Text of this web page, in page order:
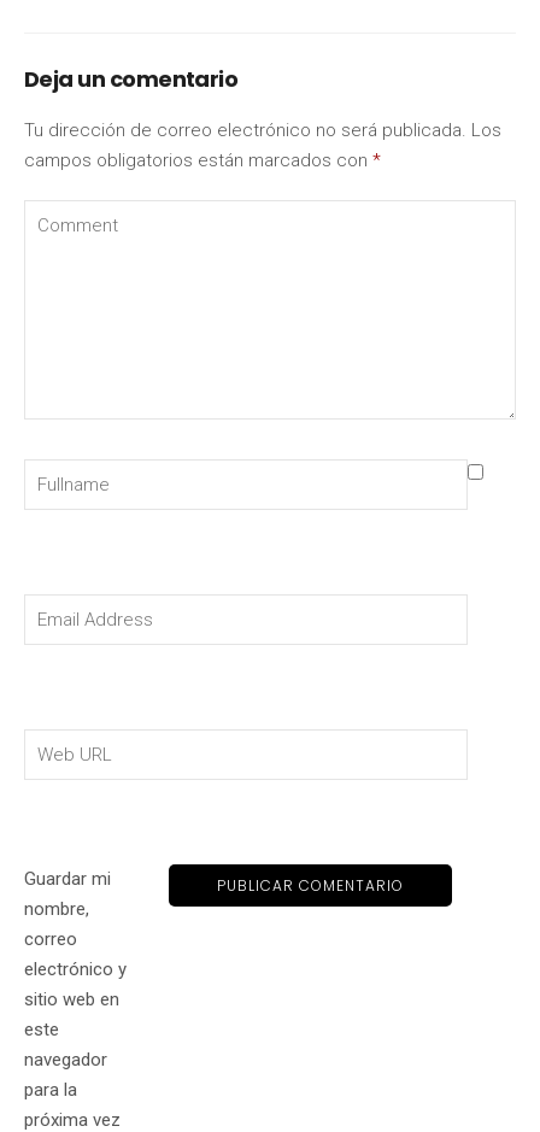
Deja un comentario
Tu dirección de correo electrónico no será publicada. Los
campos obligatorios están marcados con *
Guardar mi
nombre,
correo
electrónico y
sitio web en
este
navegador
para la
próxima vez